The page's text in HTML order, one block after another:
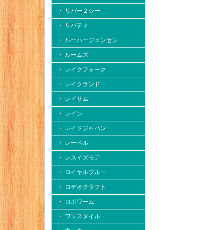
・ リバー２シー
・ リバティ
・ ルーハージェンセン
・ ルームズ
・ レイクフォーク
・ レイクランド
・ レイサム
・ レイン
・ レイドジャパン
・ レーベル
・ レスイズモア
・ ロイヤルブルー
・ ロデオクラフト
・ ロボワーム
・ ワンスタイル